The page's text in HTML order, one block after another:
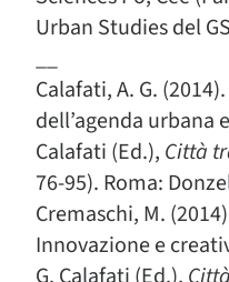
Urban Studies del
__
Calafati, A. G.
dell’agenda urbana
Calafati (Ed.), Città
76-95). Roma:
Cremaschi, M.
Innovazione e